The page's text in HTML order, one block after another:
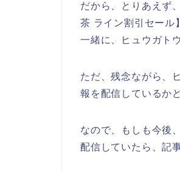
だから、とりあえず
茶 ライン割引セール
一緒に、ヒュウガト
ただ、残念ながら、
報を配信しているか
なので、もしも今後
配信していたら、記